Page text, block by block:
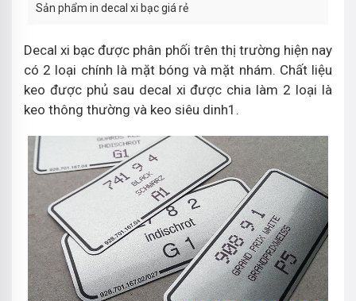
Sản phẩm in decal xi bạc giá rẻ
Decal xi bạc được phân phối trên thị trường hiện nay
có 2 loại chính là mặt bóng và mặt nhám. Chất liệu
keo được phủ sau decal xi được chia làm 2 loại là
keo thông thường và keo siêu dinh1.